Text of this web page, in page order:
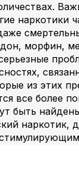
наркотики
морфин,
из этих
все более
быть
наркотик,